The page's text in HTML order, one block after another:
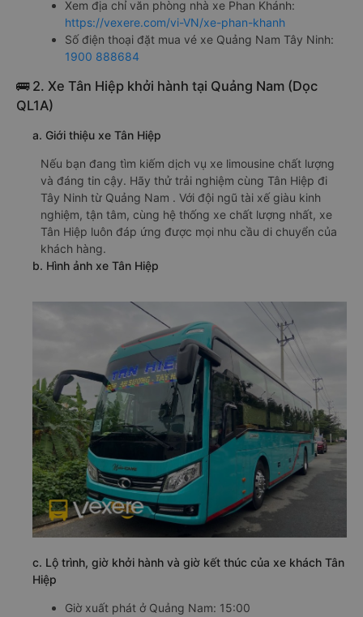
Xem địa chỉ văn phòng nhà xe Phan Khánh:
https://vexere.com/vi-VN/xe-phan-khanh
Số điện thoại đặt mua vé xe Quảng Nam Tây Ninh:
1900 888684
🚌 2. Xe Tân Hiệp khởi hành tại Quảng Nam (Dọc
QL1A)
a. Giới thiệu xe Tân Hiệp
Nếu bạn đang tìm kiếm dịch vụ xe limousine chất lượng
và đáng tin cậy. Hãy thử trải nghiệm cùng Tân Hiệp đi
Tây Ninh từ Quảng Nam . Với đội ngũ tài xế giàu kinh
nghiệm, tận tâm, cùng hệ thống xe chất lượng nhất, xe
Tân Hiệp luôn đáp ứng được mọi nhu cầu di chuyển của
khách hàng.
b. Hình ảnh xe Tân Hiệp
c. Lộ trình, giờ khởi hành và giờ kết thúc của xe khách Tân
Hiệp
Giờ xuất phát ở Quảng Nam: 15:00